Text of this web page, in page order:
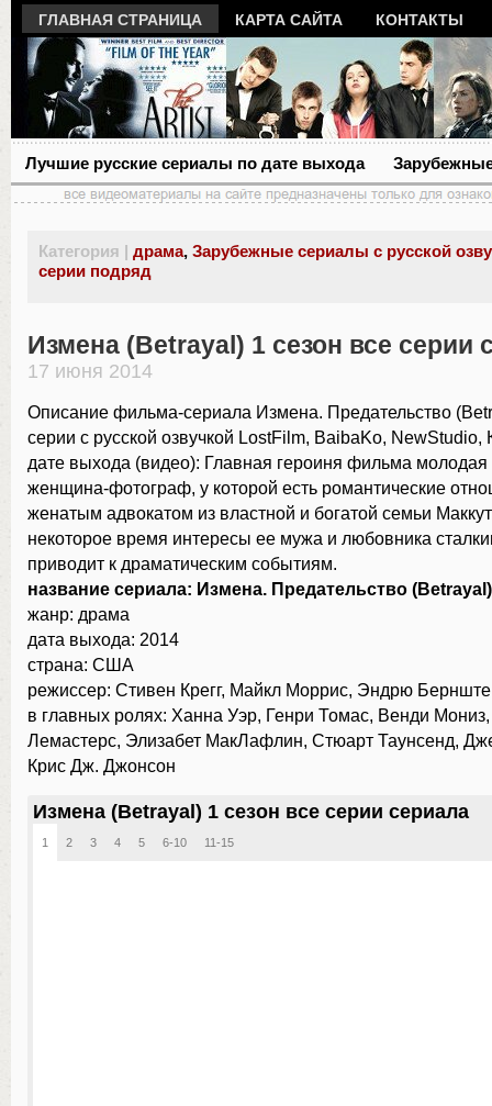
ГЛАВНАЯ СТРАНИЦА КАРТА САЙТА КОНТАКТЫ
Лучшие русские сериалы по дате выхода
Категория | драма, Зарубежные сериалы с русской
серии подряд
Измена (Betrayal) 1 сезон все серии
17 июня 2014
Описание фильма-сериала Измена. Предательство
серии с русской озвучкой LostFilm, BaibaKo, NewStudio,
дате выхода (видео): Главная героиня фильма
женщина-фотограф, у которой есть романтические
женатым адвокатом из властной и богатой семьи
некоторое время интересы ее мужа и любовника
приводит к драматическим событиям.
название сериала: Измена. Предательство
жанр: драма
дата выхода: 2014
страна: США
режиссер: Стивен Крегг, Майкл Моррис, Эндрю
в главных ролях: Ханна Уэр, Генри Томас, Венди
Лемастерс, Элизабет МакЛафлин, Стюарт Таунсенд,
Крис Дж. Джонсон
Измена (Betrayal) 1 сезон все серии сериала
1 2 3 4 5 6-10 11-15